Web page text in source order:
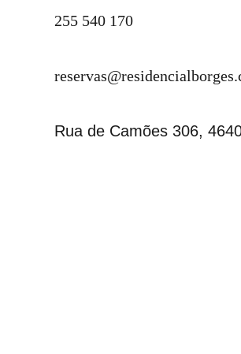
255 540 170
Rua de Camões 306,